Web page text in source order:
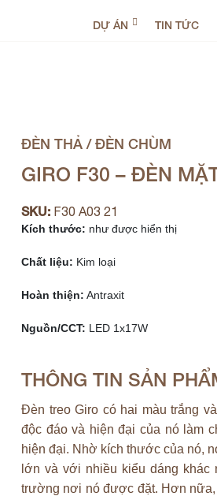
DỰ ÁN TIN TỨC
ĐÈN THẢ / ĐÈN CHÙM
GIRO F30 – ĐÈN
SKU: F30 A03 21
Kích thước: như được hiển thị
Chất liệu: Kim loại
Hoàn thiện: Antraxit
Nguồn/CCT: LED 1x17W
THÔNG TIN SẢN
Đèn treo Giro có hai màu trắng
độc đáo và hiện đại của nó làm
hiện đại. Nhờ kích thước của nó,
lớn và với nhiều kiểu dáng khác
trường nơi nó được đặt. Hơn